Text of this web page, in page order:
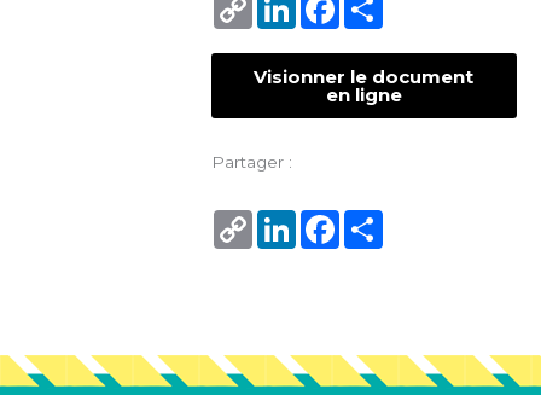
Link
Visionner le document
en ligne
Partager :
Copy
Link
LinkedInFacebook
Share